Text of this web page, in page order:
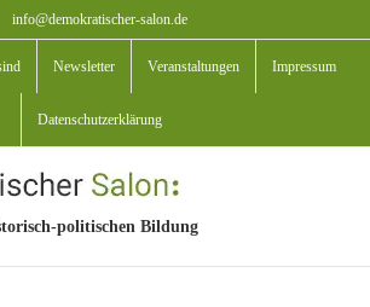
info@demokratischer-salon.de
Newsletter Veranstaltungen Impressum
Datenschutzerklärung
politischen Bildung